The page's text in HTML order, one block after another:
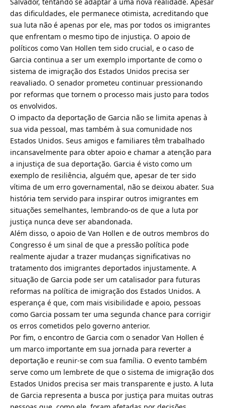
das dificuldades, ele permanece otimista, acreditando que
sua luta não é apenas por ele, mas por todos os imigrantes
que enfrentam o mesmo tipo de injustiça. O apoio de
políticos como Van Hollen tem sido crucial, e o caso de
Garcia continua a ser um exemplo importante de como o
sistema de imigração dos Estados Unidos precisa ser
reavaliado. O senador prometeu continuar pressionando
por reformas que tornem o processo mais justo para todos
os envolvidos.
O impacto da deportação de Garcia não se limita apenas à
sua vida pessoal, mas também à sua comunidade nos
Estados Unidos. Seus amigos e familiares têm trabalhado
incansavelmente para obter apoio e chamar a atenção para
a injustiça de sua deportação. Garcia é visto como um
exemplo de resiliência, alguém que, apesar de ter sido
vítima de um erro governamental, não se deixou abater. Sua
história tem servido para inspirar outros imigrantes em
situações semelhantes, lembrando-os de que a luta por
justiça nunca deve ser abandonada.
Além disso, o apoio de Van Hollen e de outros membros do
Congresso é um sinal de que a pressão política pode
realmente ajudar a trazer mudanças significativas no
tratamento dos imigrantes deportados injustamente. A
situação de Garcia pode ser um catalisador para futuras
reformas na política de imigração dos Estados Unidos. A
esperança é que, com mais visibilidade e apoio, pessoas
como Garcia possam ter uma segunda chance para corrigir
os erros cometidos pelo governo anterior.
Por fim, o encontro de Garcia com o senador Van Hollen é
um marco importante em sua jornada para reverter a
deportação e reunir-se com sua família. O evento também
serve como um lembrete de que o sistema de imigração dos
Estados Unidos precisa ser mais transparente e justo. A luta
de Garcia representa a busca por justiça para muitas outras